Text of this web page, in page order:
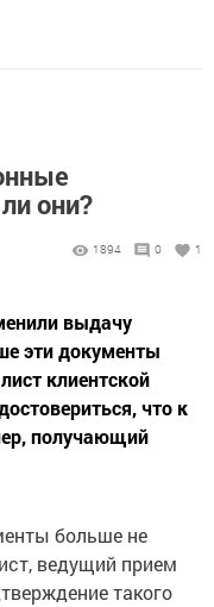
они?
1894 0 1
выдачу
эти документы
клиентской
что к
получающий
больше не
ведущий прием
такого